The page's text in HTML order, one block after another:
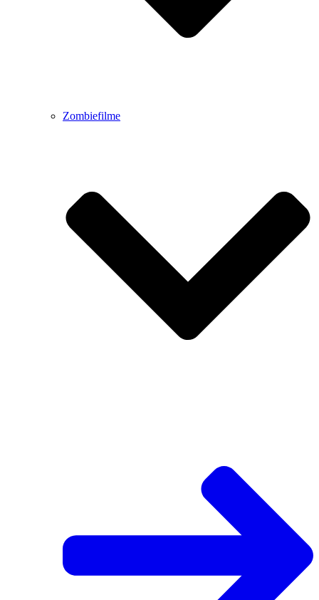
Zombiefilme